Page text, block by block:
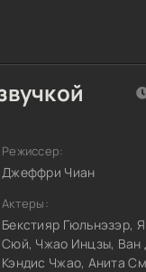
Режиссер:
Джеффри Чиан
Актеры:
Бекстияр Гюльнэзэр,
Сюй, Чжао Инцзы, Ван
Кэндис Чжао, Анита